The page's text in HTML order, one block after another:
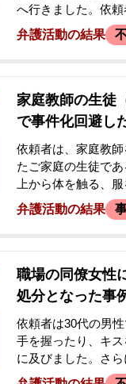
へ行きました。依
が、後日、女性の
テルへ連れて行か
電話がありました
の容疑で逮捕され
科がつくことを恐
望し、当事務所に依
弁護活動の結果
家庭教師の生徒
で事件化回避し
依頼者は、家庭教
たご家庭の生徒で
上から体を触る、
せつな行為を約1年
は本件とは別のわ
件を自白。別件に
際、警察官からは
りましたが、被害
趣旨の連絡があり
弁護活動の結果
職場の同僚女性
処分となった事
依頼者は30代の男
手を握ったり、キ
に及びました。さ
のベルトに手をか